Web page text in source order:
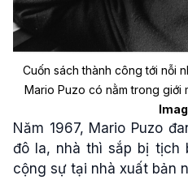
Cuốn sách thành công tới nỗi
Mario Puzo có nằm trong giới
Năm 1967, Mario Puzo
đô la, nhà thì sắp bị tịch
cộng sự tại nhà xuất bản